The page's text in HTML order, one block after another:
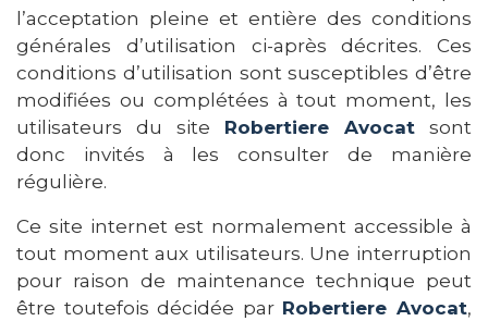
l’acceptation pleine et entière des conditions
générales d’utilisation ci-après décrites. Ces
conditions d’utilisation sont susceptibles d’être
modifiées ou complétées à tout moment, les
utilisateurs du site Robertiere Avocat sont
donc invités à les consulter de manière
régulière.
Ce site internet est normalement accessible à
tout moment aux utilisateurs. Une interruption
pour raison de maintenance technique peut
être toutefois décidée par Robertiere Avocat,